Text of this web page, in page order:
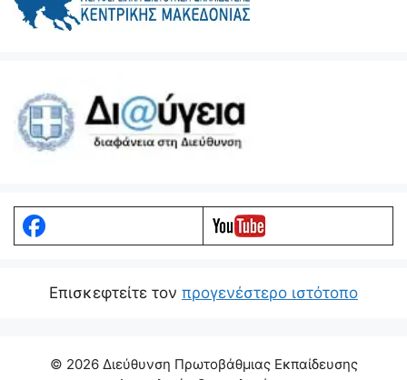
Eπισκεφτείτε τον προγενέστερο ιστότοπο
© 2026 Διεύθυνση Πρωτοβάθμιας Εκπαίδευσης